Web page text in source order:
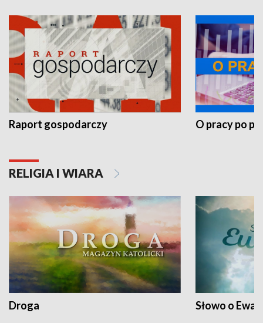
Raport gospodarczy O pracy po
RELIGIA I WIARA
Droga Słowo o